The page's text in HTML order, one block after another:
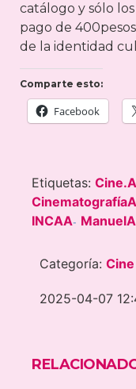
catálogo y sólo
pago de
de la identidad
Comparte esto:
Facebook
Etiquetas:
INCAA-
Categoría: Cine
2025-04-07